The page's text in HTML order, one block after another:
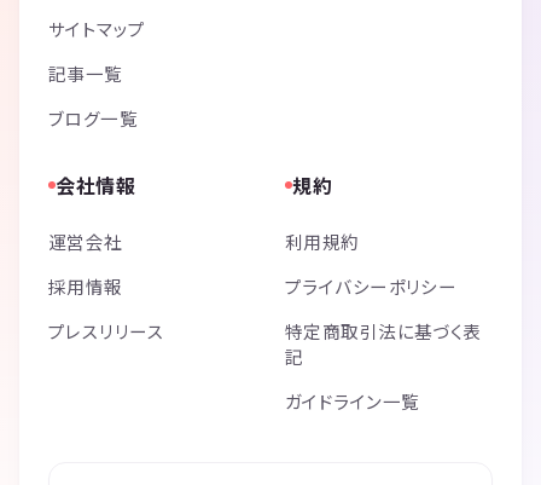
サイトマップ
記事一覧
ブログ一覧
会社情報
運営会社
採用情報
プレスリリース
規約
利用規約
プライバシーポリシー
特定商取引法に基づく表
記
ガイドライン一覧